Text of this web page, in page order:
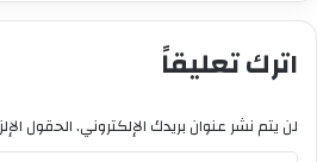
اترك تعليقاً
لن يتم نشر عنوان بريدك الإلكتروني.الحقول